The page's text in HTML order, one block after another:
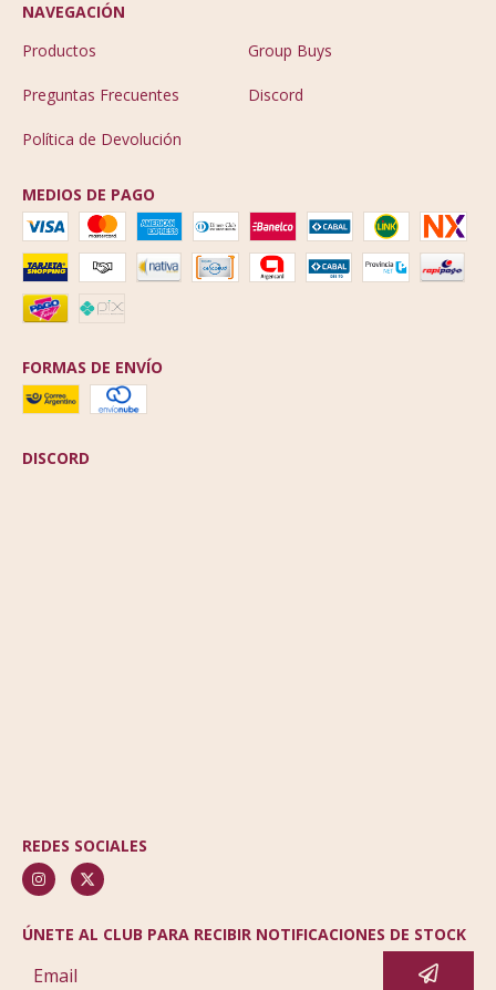
NAVEGACIÓN
Productos
Group Buys
Preguntas Frecuentes Discord
Política de Devolución
MEDIOS DE PAGO
FORMAS DE ENVÍO
DISCORD
REDES SOCIALES
ÚNETE AL CLUB PARA RECIBIR NOTIFICACIONES DE STOCK